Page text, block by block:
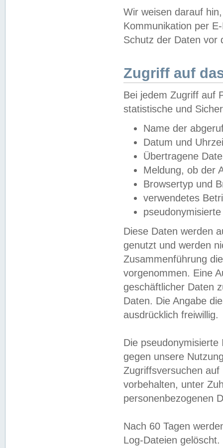
Wir weisen darauf
Kommunikation per
Schutz der Daten vor
Zugriff auf
Bei jedem Zugriff auf
statistische und
Name der
Datum und
Übertragene
Meldung, ob der
Browsertyp und
verwendetes
Diese Daten werden
genutzt und werden
Zusammenführung
vorgenommen. Eine
geschäftlicher Daten
Daten. Die Angabe
ausdrücklich freiwillig.
Die
gegen unsere
Zugriffsversuchen
vorbehalten, unter
personenbezogenen
Nach 60 Tagen
Log-Dateien